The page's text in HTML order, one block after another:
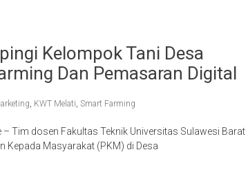
Kelompok Tani Desa
Dan Pemasaran Digital
KWT Melati Smart Farming
Tim dosen Fakultas Teknik Universitas Sulawesi Barat
Kepada Masyarakat (PKM) di Desa